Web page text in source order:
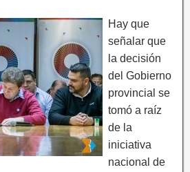
Hay que
señalar que
la decisión
del Gobierno
provincial se
tomó a raíz
de la
iniciativa
nacional de